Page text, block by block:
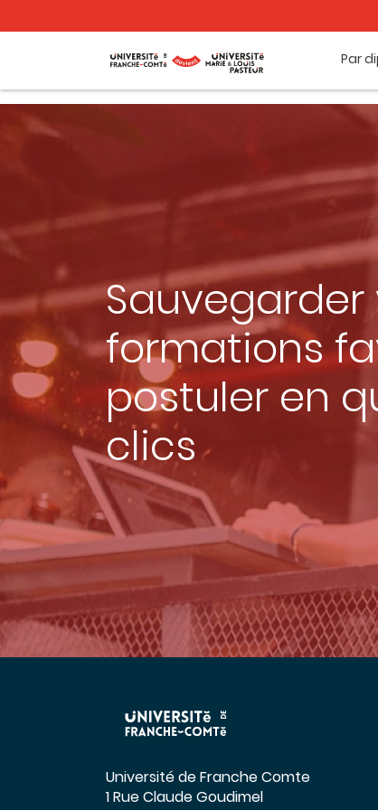
Par
Sauvegarder
formations
postuler en
clics
Université de Franche Comte
1 Rue Claude Goudimel